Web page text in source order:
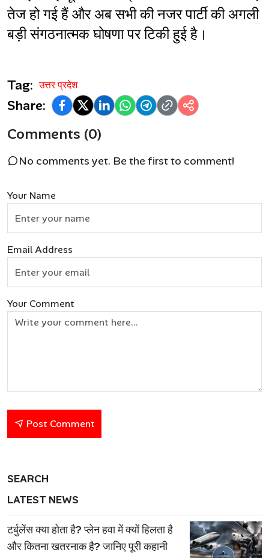
तेज हो गई हैं और अब सभी की नजर पार्टी की अगली
बड़ी संगठनात्मक घोषणा पर टिकी हुई है।
Tag: उत्तर प्रदेश
Share:
Comments (0)
No comments yet. Be the first to comment!
Your Name
Email Address
Your Comment
Post Comment
SEARCH
LATEST NEWS
टर्बुलेंस क्या होता है? प्लेन हवा में क्यों हिलता है
और कितना खतरनाक है? जानिए पूरी कहानी